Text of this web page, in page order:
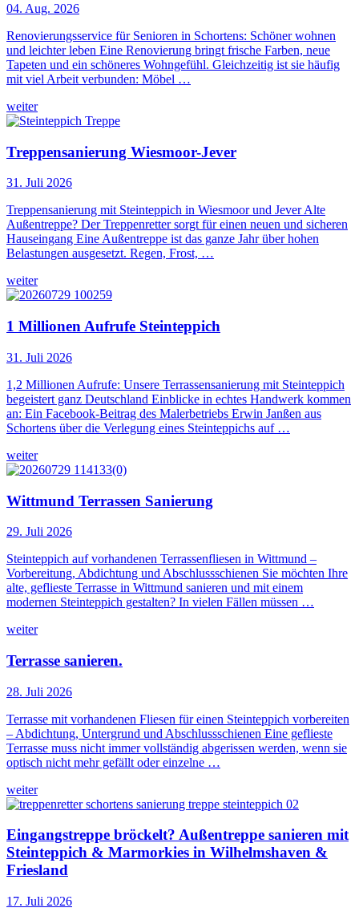
04. Aug. 2026
Renovierungsservice für Senioren in Schortens: Schöner wohnen
und leichter leben Eine Renovierung bringt frische Farben, neue
Tapeten und ein schöneres Wohngefühl. Gleichzeitig ist sie häufig
mit viel Arbeit verbunden: Möbel …
weiter
Treppensanierung Wiesmoor-Jever
31. Juli 2026
Treppensanierung mit Steinteppich in Wiesmoor und Jever Alte
Außentreppe? Der Treppenretter sorgt für einen neuen und sicheren
Hauseingang Eine Außentreppe ist das ganze Jahr über hohen
Belastungen ausgesetzt. Regen, Frost, …
weiter
1 Millionen Aufrufe Steinteppich
31. Juli 2026
1,2 Millionen Aufrufe: Unsere Terrassensanierung mit Steinteppich
begeistert ganz Deutschland Einblicke in echtes Handwerk kommen
an: Ein Facebook-Beitrag des Malerbetriebs Erwin Janßen aus
Schortens über die Verlegung eines Steinteppichs auf …
weiter
Wittmund Terrassen Sanierung
29. Juli 2026
Steinteppich auf vorhandenen Terrassenfliesen in Wittmund –
Vorbereitung, Abdichtung und Abschlussschienen Sie möchten Ihre
alte, geflieste Terrasse in Wittmund sanieren und mit einem
modernen Steinteppich gestalten? In vielen Fällen müssen …
weiter
Terrasse sanieren.
28. Juli 2026
Terrasse mit vorhandenen Fliesen für einen Steinteppich vorbereiten
– Abdichtung, Untergrund und Abschlussschienen Eine geflieste
Terrasse muss nicht immer vollständig abgerissen werden, wenn sie
optisch nicht mehr gefällt oder einzelne …
weiter
Eingangstreppe bröckelt? Außentreppe sanieren mit
Steinteppich & Marmorkies in Wilhelmshaven &
Friesland
17. Juli 2026